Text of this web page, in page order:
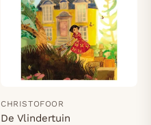
CHRISTOFOOR
De Vlindertuin